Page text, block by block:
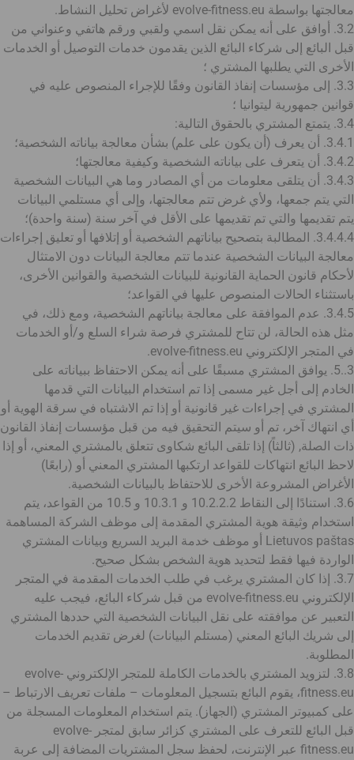
معالجتها بواسطة evolve-fitness.eu لأغراض تحليل النشاط.
3.2. أوافق على أنه يمكن نقل اسمي ولقبي ورقم هاتفي وعنواني من
قبل البائع إلى شركاء البائع الذين يقدمون خدمات التوصيل أو الخدمات
الأخرى التي يطلبها المشتري ؛
3.3. إلى مؤسسات إنفاذ القانون وفقًا للإجراء المنصوص عليه في
قوانين جمهورية ليتوانيا ؛
3.4. يتمتع المشتري بالحقوق التالية:
3.4.1. أن يعرف (أن يكون على علم) بشأن معالجة بياناته الشخصية؛
3.4.2. أن يتعرف على بياناته الشخصية وكيفية معالجتها؛
3.4.3. أن يتلقى معلومات من أي المصادر وما هي البيانات الشخصية
التي يتم جمعها، ولأي غرض تتم معالجتها، وإلى أي مستلمي البيانات
يتم تقديمها والتي تم تقديمها على الأقل في آخر سنة (سنة واحدة)؛
3.4.4.4. المطالبة بتصحيح بياناتهم الشخصية أو إتلافها أو تعليق إجراءات
معالجة البيانات الشخصية عندما تتم معالجة البيانات دون الامتثال
لأحكام قانون الحماية القانونية للبيانات الشخصية والقوانين الأخرى،
باستثناء الحالات المنصوص عليها في القواعد؛
3.4.5. عدم الموافقة على معالجة بياناتهم الشخصية، ومع ذلك، في
مثل هذه الحالة، لن تتاح للمشتري فرصة شراء السلع و/أو الخدمات
في المتجر الإلكتروني evolve-fitness.eu.
3..5. يوافق المشتري مسبقًا على أنه يمكن الاحتفاظ ببياناته على
الخادم إلى أجل غير مسمى إذا تم استخدام البيانات التي قدمها
المشتري في إجراءات غير قانونية أو إذا تم الاشتباه في سرقة الهوية أو
أي انتهاك آخر، تم أو سيتم التحقيق فيه من قبل مؤسسات إنفاذ القانون
ذات الصلة, (ثالثاً) إذا تلقى البائع شكاوى تتعلق بالمشتري المعني، أو إذا
لاحظ البائع انتهاكات للقواعد ارتكبها المشتري المعني أو (رابعًا)
الأغراض المشروعة الأخرى للاحتفاظ بالبيانات الشخصية.
3.6. استنادًا إلى النقاط 10.2.2.2 و 10.3.1 و 10.5 من القواعد، يتم
استخدام وثيقة هوية المشتري المقدمة إلى موظف الشركة المساهمة
Lietuvos paštas أو موظف خدمة البريد السريع وبيانات المشتري
الواردة فيها فقط لتحديد هوية الشخص بشكل صحيح.
3.7. إذا كان المشتري يرغب في طلب الخدمات المقدمة في المتجر
الإلكتروني evolve-fitness.eu من قبل شركاء البائع، فيجب عليه
التعبير عن موافقته على نقل البيانات الشخصية التي حددها المشتري
إلى شريك البائع المعني (مستلم البيانات) لغرض تقديم الخدمات
المطلوبة.
3.8. لتزويد المشتري بالخدمات الكاملة للمتجر الإلكتروني evolve-
fitness.eu، يقوم البائع بتسجيل المعلومات – ملفات تعريف الارتباط –
على كمبيوتر المشتري (الجهاز). يتم استخدام المعلومات المسجلة من
قبل البائع للتعرف على المشتري كزائر سابق لمتجر evolve-
fitness.eu عبر الإنترنت، لحفظ سجل المشتريات المضافة إلى عربة